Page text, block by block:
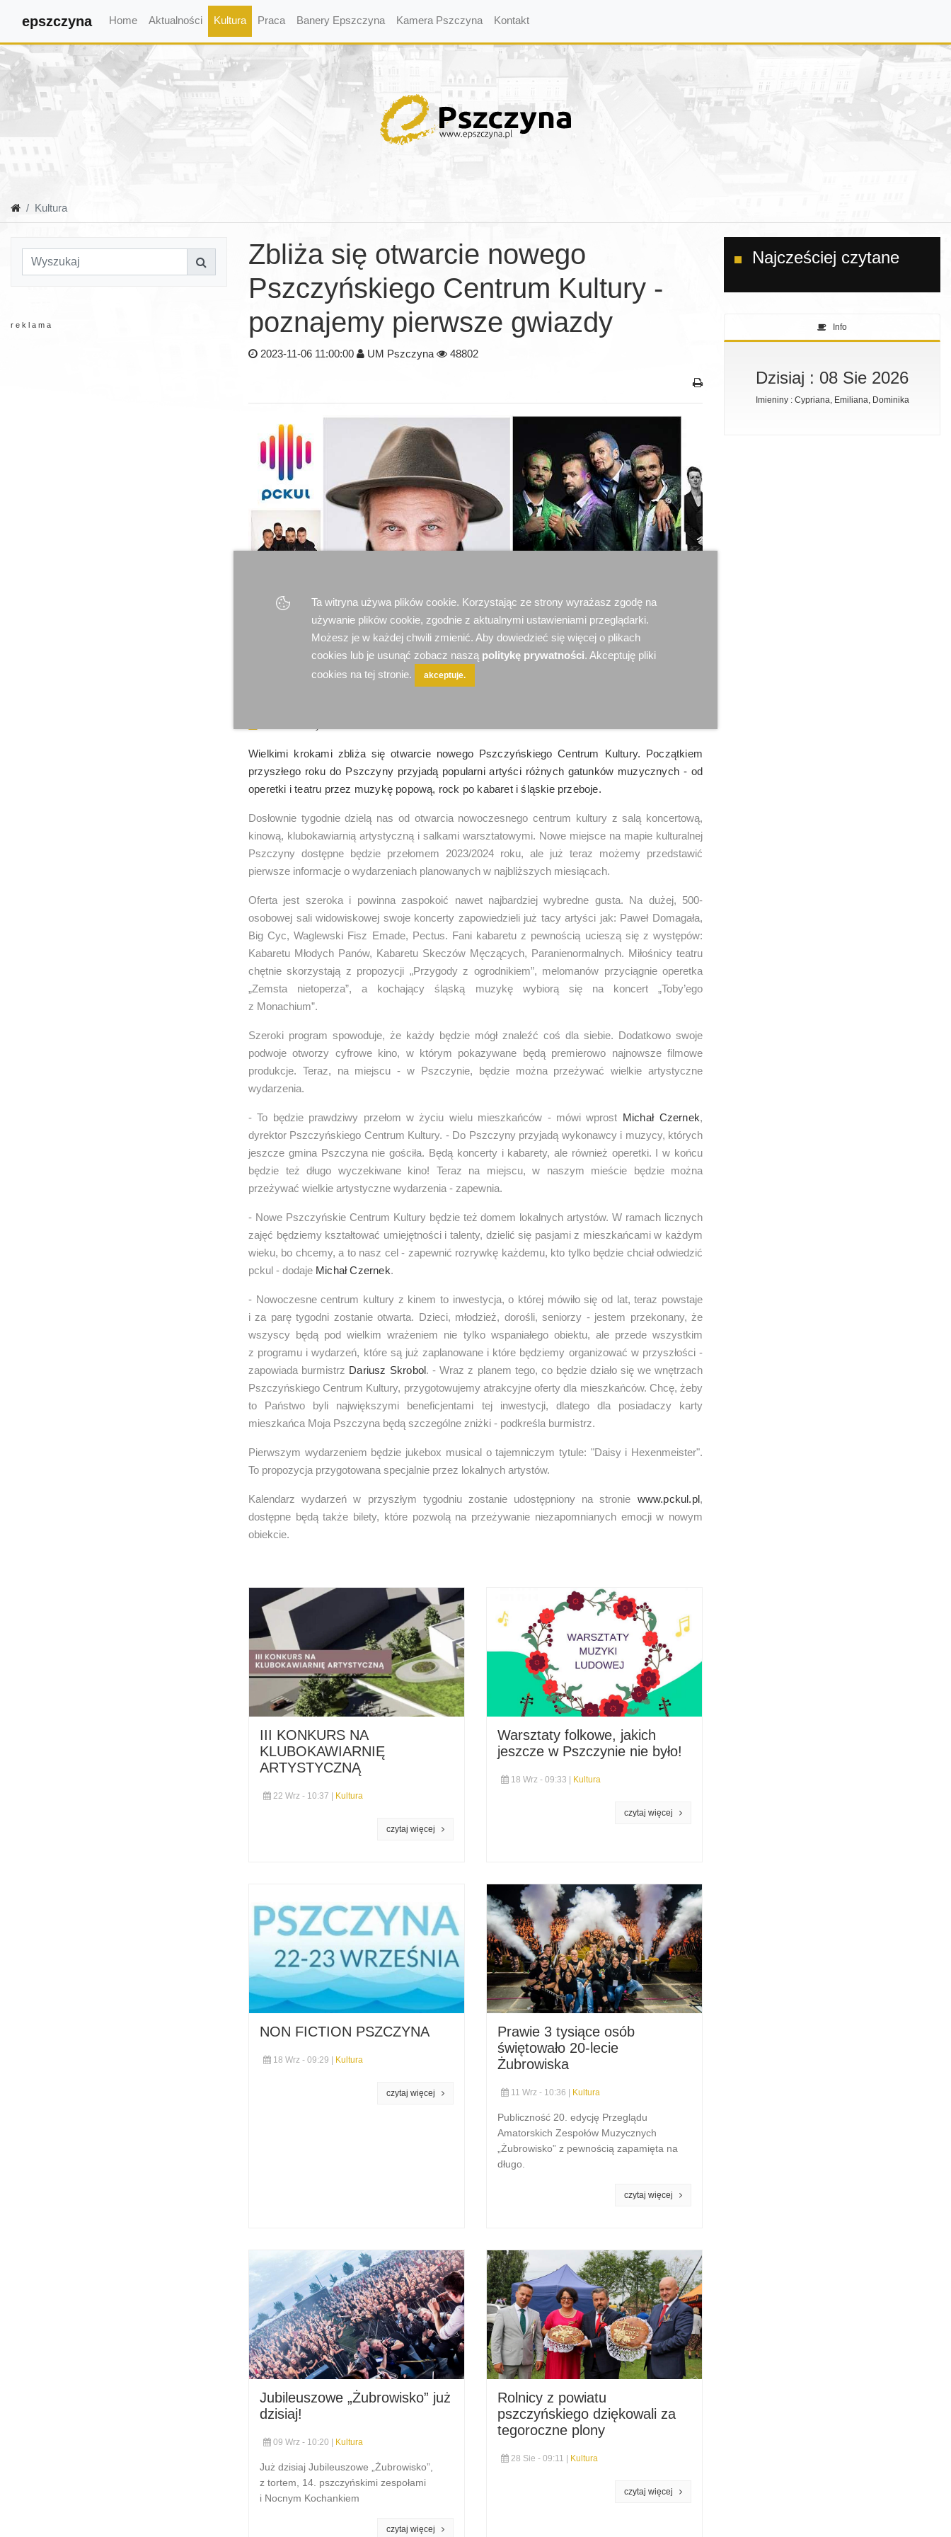
epszczyna Home Aktualności Kultura Praca Banery Epszczyna Kamera Pszczyna Kontakt
Kultura
r e k l a m a
Zbliża się otwarcie nowego
Pszczyńskiego Centrum Kultury -
poznajemy pierwsze gwiazdy
2023-11-06 11:00:00 UM Pszczyna 48802
Wielkimi krokami zbliża się otwarcie nowego Pszczyńskiego Centrum Kultury. Początkiem
przyszłego roku do Pszczyny przyjadą popularni artyści różnych gatunków muzycznych - od
operetki i teatru przez muzykę popową, rock po kabaret i śląskie przeboje.
Dosłownie tygodnie dzielą nas od otwarcia nowoczesnego centrum kultury z salą koncertową,
kinową, klubokawiarnią artystyczną i salkami warsztatowymi. Nowe miejsce na mapie kulturalnej
Pszczyny dostępne będzie przełomem 2023/2024 roku, ale już teraz możemy przedstawić
pierwsze informacje o wydarzeniach planowanych w najbliższych miesiącach.
Oferta jest szeroka i powinna zaspokoić nawet najbardziej wybredne gusta. Na dużej, 500-
osobowej sali widowiskowej swoje koncerty zapowiedzieli już tacy artyści jak: Paweł Domagała,
Big Cyc, Waglewski Fisz Emade, Pectus. Fani kabaretu z pewnością ucieszą się z występów:
Kabaretu Młodych Panów, Kabaretu Skeczów Męczących, Paranienormalnych. Miłośnicy teatru
chętnie skorzystają z propozycji „Przygody z ogrodnikiem”, melomanów przyciągnie operetka
„Zemsta nietoperza”, a kochający śląską muzykę wybiorą się na koncert „Toby’ego
z Monachium”.
Szeroki program spowoduje, że każdy będzie mógł znaleźć coś dla siebie. Dodatkowo swoje
podwoje otworzy cyfrowe kino, w którym pokazywane będą premierowo najnowsze filmowe
produkcje. Teraz, na miejscu - w Pszczynie, będzie można przeżywać wielkie artystyczne
wydarzenia.
- To będzie prawdziwy przełom w życiu wielu mieszkańców - mówi wprost Michał Czernek,
dyrektor Pszczyńskiego Centrum Kultury. - Do Pszczyny przyjadą wykonawcy i muzycy, których
jeszcze gmina Pszczyna nie gościła. Będą koncerty i kabarety, ale również operetki. I w końcu
będzie też długo wyczekiwane kino! Teraz na miejscu, w naszym mieście będzie można
przeżywać wielkie artystyczne wydarzenia - zapewnia.
- Nowe Pszczyńskie Centrum Kultury będzie też domem lokalnych artystów. W ramach licznych
zajęć będziemy kształtować umiejętności i talenty, dzielić się pasjami z mieszkańcami w każdym
wieku, bo chcemy, a to nasz cel - zapewnić rozrywkę każdemu, kto tylko będzie chciał odwiedzić
pckul - dodaje Michał Czernek.
- Nowoczesne centrum kultury z kinem to inwestycja, o której mówiło się od lat, teraz powstaje
i za parę tygodni zostanie otwarta. Dzieci, młodzież, dorośli, seniorzy - jestem przekonany, że
wszyscy będą pod wielkim wrażeniem nie tylko wspaniałego obiektu, ale przede wszystkim
z programu i wydarzeń, które są już zaplanowane i które będziemy organizować w przyszłości -
zapowiada burmistrz Dariusz Skrobol. - Wraz z planem tego, co będzie działo się we wnętrzach
Pszczyńskiego Centrum Kultury, przygotowujemy atrakcyjne oferty dla mieszkańców. Chcę, żeby
to Państwo byli największymi beneficjentami tej inwestycji, dlatego dla posiadaczy karty
mieszkańca Moja Pszczyna będą szczególne zniżki - podkreśla burmistrz.
Pierwszym wydarzeniem będzie jukebox musical o tajemniczym tytule: "Daisy i Hexenmeister".
To propozycja przygotowana specjalnie przez lokalnych artystów.
Kalendarz wydarzeń w przyszłym tygodniu zostanie udostępniony na stronie www.pckul.pl,
dostępne będą także bilety, które pozwolą na przeżywanie niezapomnianych emocji w nowym
obiekcie.
III KONKURS NA
KLUBOKAWIARNIĘ
ARTYSTYCZNĄ
22 Wrz - 10:37 | Kultura
Warsztaty folkowe, jakich
jeszcze w Pszczynie nie było!
18 Wrz - 09:33 | Kultura
NON FICTION PSZCZYNA
18 Wrz - 09:29 | Kultura
Prawie 3 tysiące osób
świętowało 20-lecie
Żubrowiska
11 Wrz - 10:36 | Kultura
Publiczność 20. edycję Przeglądu
Amatorskich Zespołów Muzycznych
„Żubrowisko” z pewnością zapamięta na
długo.
Jubileuszowe „Żubrowisko” już
dzisiaj!
09 Wrz - 10:20 | Kultura
Już dzisiaj Jubileuszowe „Żubrowisko”,
z tortem, 14. pszczyńskimi zespołami
i Nocnym Kochankiem
Rolnicy z powiatu
pszczyńskiego dziękowali za
tegoroczne plony
28 Sie - 09:11 | Kultura
Najcześciej czytane
Info
Dzisiaj : 08 Sie 2026
Imieniny : Cypriana, Emiliana, Dominika
Ta witryna używa plików cookie. Korzystając ze strony wyrażasz zgodę na
używanie plików cookie, zgodnie z aktualnymi ustawieniami przeglądarki.
Możesz je w każdej chwili zmienić. Aby dowiedzieć się więcej o plikach
cookies lub je usunąć zobacz naszą politykę prywatności. Akceptuję pliki
cookies na tej stronie.
akceptuje.